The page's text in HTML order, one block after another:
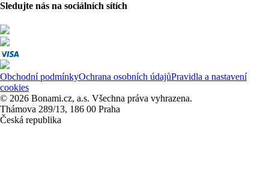
Sledujte nás na sociálních sítích
Obchodní podmínkyOchrana osobních údajůPravidla a nastavení
cookies
© 2026 Bonami.cz, a.s. Všechna práva vyhrazena.
Thámova 289/13, 186 00 Praha
Česká republika